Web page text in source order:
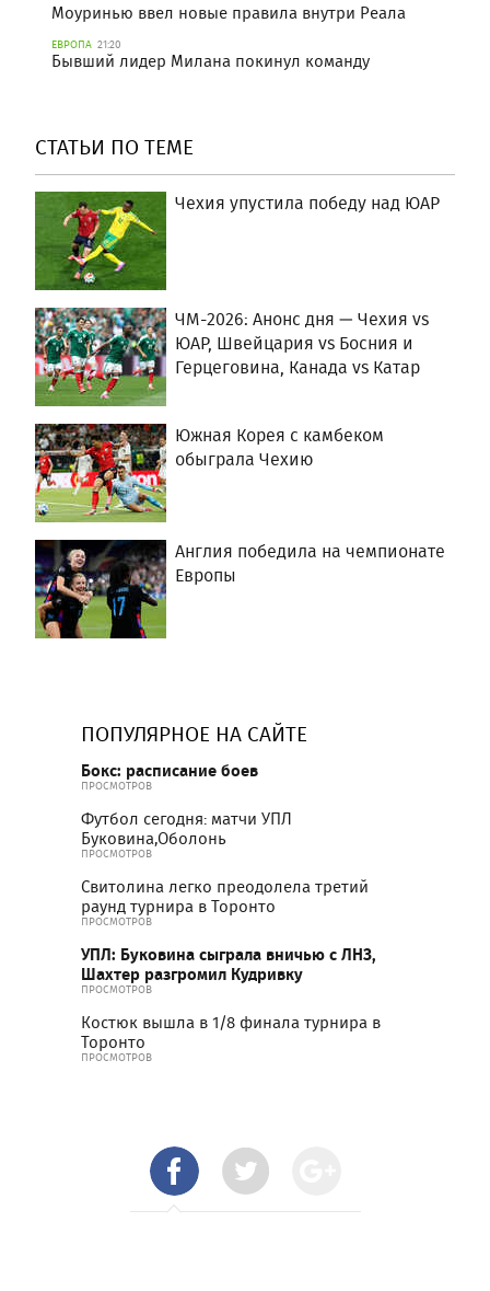
Моуринью ввел новые правила внутри Реала
ЕВРОПА 21:20
Бывший лидер Милана покинул команду
СТАТЬИ ПО ТЕМЕ
Чехия упустила победу над ЮАР
ЧМ-2026: Анонс дня — Чехия vs
ЮАР, Швейцария vs Босния и
Герцеговина, Канада vs Катар
Южная Корея с камбеком
обыграла Чехию
Англия победила на чемпионате
Европы
ПОПУЛЯРНОЕ НА САЙТЕ
Бокс: расписание боев
ПРОСМОТРОВ
Футбол сегодня: матчи УПЛ
Буковина,Оболонь
ПРОСМОТРОВ
Свитолина легко преодолела третий
раунд турнира в Торонто
ПРОСМОТРОВ
УПЛ: Буковина сыграла вничью с ЛНЗ,
Шахтер разгромил Кудривку
ПРОСМОТРОВ
Костюк вышла в 1/8 финала турнира в
Торонто
ПРОСМОТРОВ